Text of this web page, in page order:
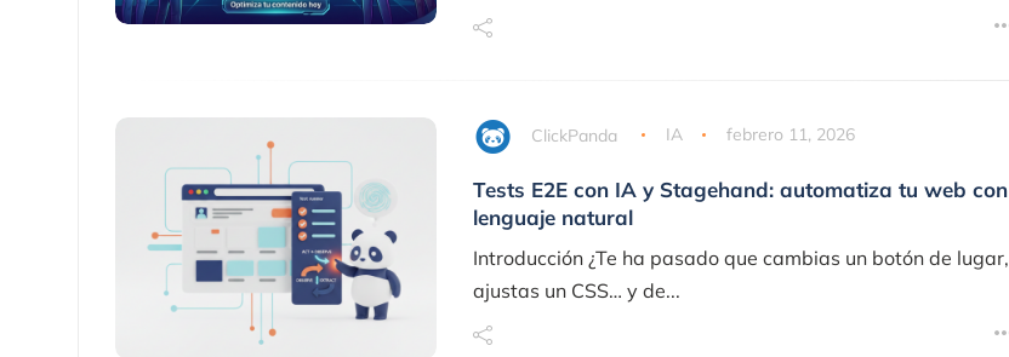
ClickPanda IA febrero 11, 2026
Tests E2E con IA y Stagehand: automatiza tu web con
lenguaje natural
Introducción ¿Te ha pasado que cambias un botón de lugar,
ajustas un CSS… y de...